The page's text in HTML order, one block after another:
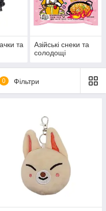
та
Азійські снеки та
солодощі
0 Фільтри